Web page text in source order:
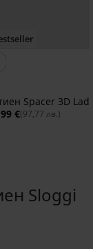
Spacer 3D
€(97,77 лв.)
Sloggi